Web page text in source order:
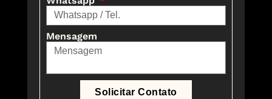
Mensagem
Solicitar Contato